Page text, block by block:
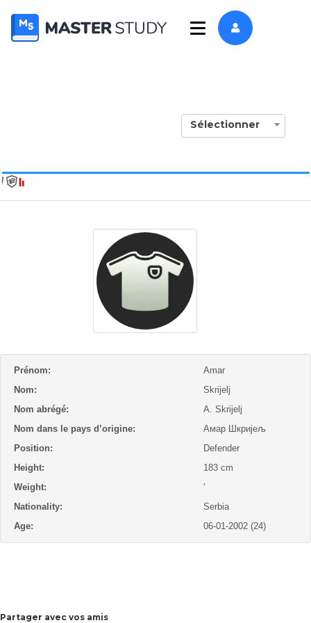
Sélectionner
Prénom:
Amar
Nom:
Skrijelj
Nom abrégé:
A. Skrijelj
Nom dans le pays d’origine:
Амар Шкријељ
Position:
Defender
Height:
183 cm
Weight:
'
Nationality:
Serbia
Age:
06-01-2002 (24)
Partager avec vos amis